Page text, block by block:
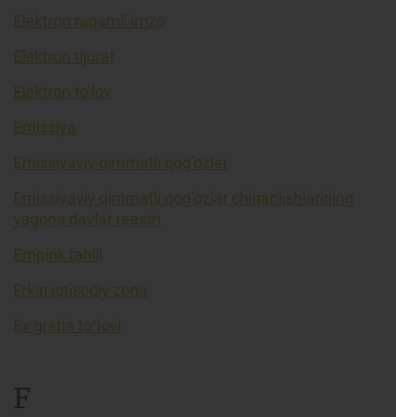
Elektron raqamli imzo
Elektron tijorat
Elektron to’lov
Emissiya
Emissiyaviy qimmatli qog’ozlar
Emissiyaviy qimmatli qog’ozlar chiqarilishlarining
yagona davlat reestri
Empirik tahlil
Erkin iqtisodiy zona
Ex gratia toʻlovi
F